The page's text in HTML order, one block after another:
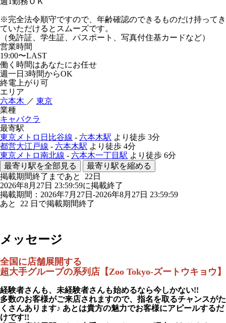
※完全法令順守ですので、年齢確認のできるものだけ持ってき
ていただけるとスムーズです。
（免許証、学生証、パスポート、写真付住基カードなど）
営業時間
19:00〜LAST
働く時間はあなたにお任せ
週一日3時間からOK
終電上がり可
エリア
六本木 ／ 東京
業種
キャバクラ
最寄駅
東京メトロ日比谷線 - 六本木駅 より徒歩 3分
都営大江戸線 - 六本木駅 より徒歩 4分
東京メトロ南北線 - 六本木一丁目駅 より徒歩 6分
最寄り駅を全部見る
最寄り駅を縮める
掲載期間終了まであと 22 日
2026年8月27日 23:59:59に掲載終了
掲載期間：2026年7月27日-2026年8月27日 23:59:59
あと 22 日で掲載期間終了
メッセージ
全国に店舗展開する
超大手グループの系列店【Zoo Tokyo-ズートウキョウ】
経験者さんも、未経験者さんも始めるなら今しかない!!
多数のお客様がご来店されますので、指名を取るチャンスがた
くさんあります♪ あとは貴方の魅力でお客様にアピールするだ
けです!!